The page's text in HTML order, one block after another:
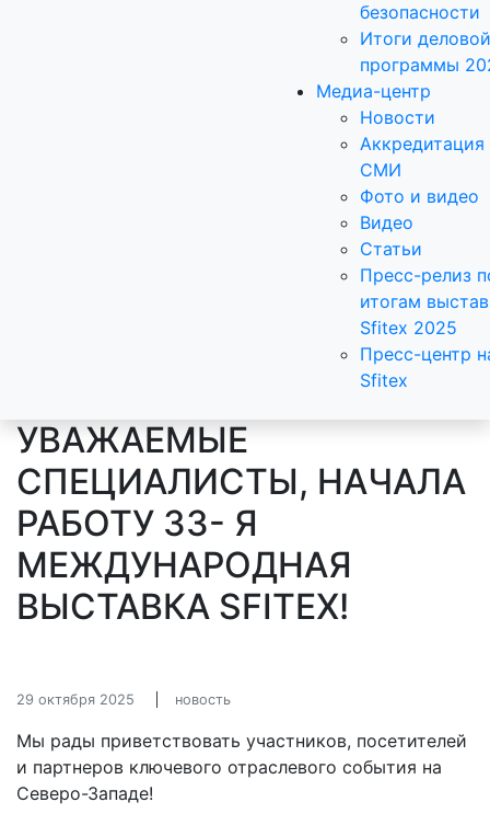
безопасности
Итоги деловой
программы
Медиа-центр
Новости
Аккредитация
СМИ
Фото и видео
Видео
Статьи
Пресс-релиз
итогам
Sfitex 2025
Пресс-центр
Sfitex
УВАЖАЕМЫЕ
СПЕЦИАЛИСТЫ, НАЧАЛА
РАБОТУ 33- Я
МЕЖДУНАРОДНАЯ
ВЫСТАВКА SFITEX!
29 октября 2025 новость
Мы рады приветствовать участников, посетителей
и партнеров ключевого отраслевого события на
Северо-Западе!